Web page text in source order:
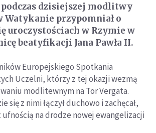
dzisiejszej modlitwy
Watykanie przypomniał o
uroczystościach w Rzymie w
beatyfikacji Jana Pawła II.
Europejskiego Spotkania
Uczelni, którzy z tej okazji wezmą
modlitewnym na Tor Vergata.
się z nimi łączył duchowo i zachęcał,
na drodze nowej ewangelizacji